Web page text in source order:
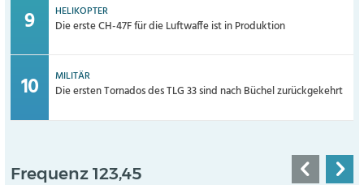
HELIKOPTER
Die erste CH-47F für die Luftwaffe ist in Produktion
MILITÄR
Die ersten Tornados des TLG 33 sind nach Büchel zurückgekehrt
Frequenz 123,45